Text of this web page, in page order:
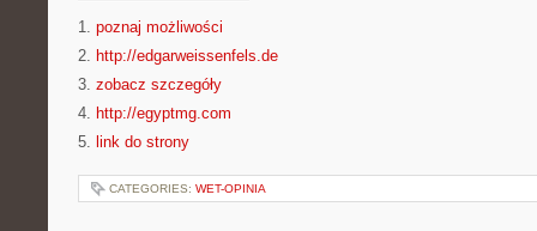
1. poznaj możliwości
2. http://edgarweissenfels.de
3. zobacz szczegóły
4. http://egyptmg.com
5. link do strony
CATEGORIES: WET-OPINIA